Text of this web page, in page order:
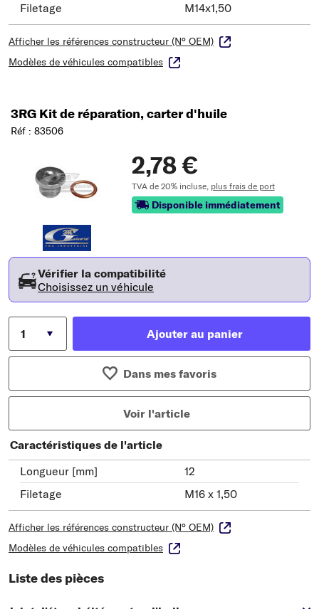
Filetage
M14x1,50
Afficher les références constructeur (N° OEM)
Modèles de véhicules compatibles
3RG Kit de réparation, carter d'huile
Réf : 83506
2,78 €
TVA de 20% incluse, plus frais de port
Disponible immédiatement
Vérifier la compatibilité
Choisissez un véhicule
Ajouter au panier
Dans mes favoris
Voir l'article
Caractéristiques de l'article
Longueur [mm]
12
Filetage
M16 x 1,50
Afficher les références constructeur (N° OEM)
Modèles de véhicules compatibles
Liste des pièces